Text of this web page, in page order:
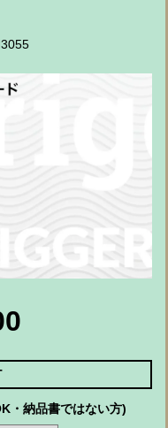
・納品書ではない方)